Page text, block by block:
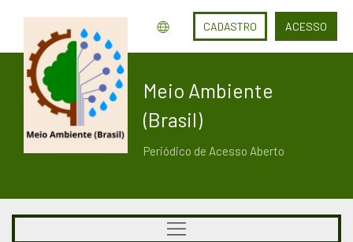
CADASTRO ACESSO
Meio Ambiente
(Brasil)
Periódico de Acesso Aberto